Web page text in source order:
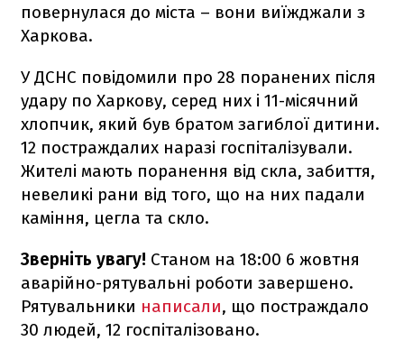
повернулася до міста – вони виїжджали з
Харкова.
У ДСНС повідомили про 28 поранених після
удару по Харкову, серед них і 11-місячний
хлопчик, який був братом загиблої дитини.
12 постраждалих наразі госпіталізували.
Жителі мають поранення від скла, забиття,
невеликі рани від того, що на них падали
каміння, цегла та скло.
Зверніть увагу! Станом на 18:00 6 жовтня
аварійно-рятувальні роботи завершено.
Рятувальники написали, що постраждало
30 людей, 12 госпіталізовано.